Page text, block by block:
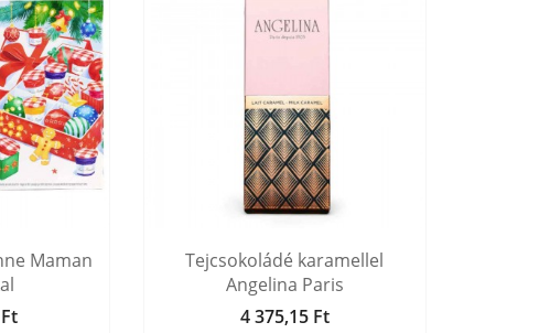
Maman
Tejcsokoládé karamellel
Angelina Paris
Ár
4 375,15 Ft